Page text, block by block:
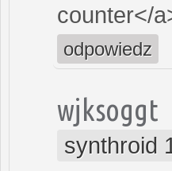
counter</
odpowiedz
wjksoggt
synthroid